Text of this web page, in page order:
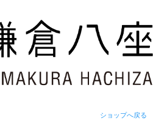
ショップへ戻る